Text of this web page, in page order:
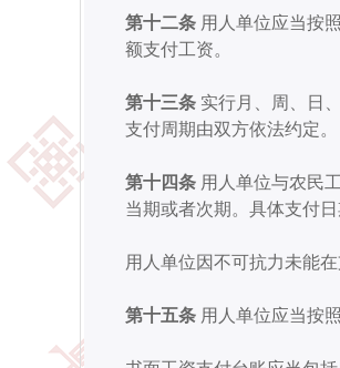
第十二条 用人单位应当按
额支付工资。
第十三条 实行月、周、日
支付周期由双方依法约定。
第十四条 用人单位与农民
当期或者次期。 具体支付
用人单位因不可抗力未能
第十五条 用人单位应当按